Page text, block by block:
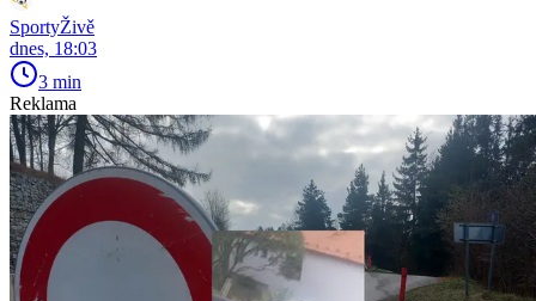
SportyŽivě
dnes, 18:03
3 min
Reklama